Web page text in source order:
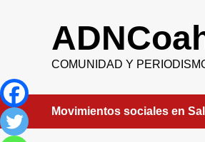
COMUNIDAD Y
Movimientos sociales en